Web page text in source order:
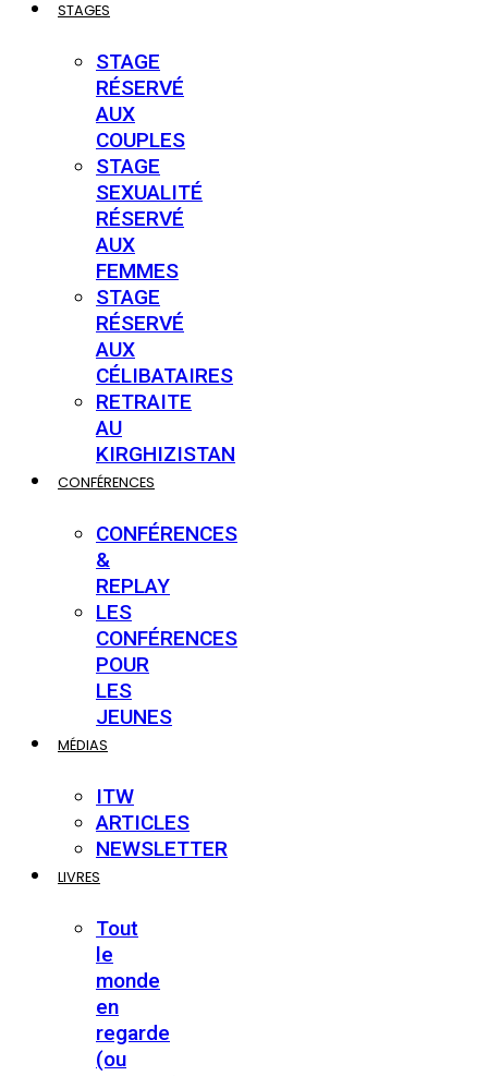
STAGES
STAGE
RÉSERVÉ
AUX
COUPLES
STAGE
SEXUALITÉ
RÉSERVÉ
AUX
FEMMES
STAGE
RÉSERVÉ
AUX
CÉLIBATAIRES
RETRAITE
AU
KIRGHIZISTAN
CONFÉRENCES
CONFÉRENCES
&
REPLAY
LES
CONFÉRENCES
POUR
LES
JEUNES
MÉDIAS
ITW
ARTICLES
NEWSLETTER
LIVRES
Tout
le
monde
en
regarde
(ou